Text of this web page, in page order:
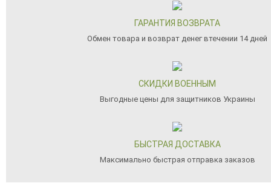
ГАРАНТИЯ ВОЗВРАТА
Обмен товара и возврат денег втечении 14 дней
СКИДКИ ВОЕННЫМ
Выгодные цены для защитников Украины
БЫСТРАЯ ДОСТАВКА
Максимально быстрая отправка заказов